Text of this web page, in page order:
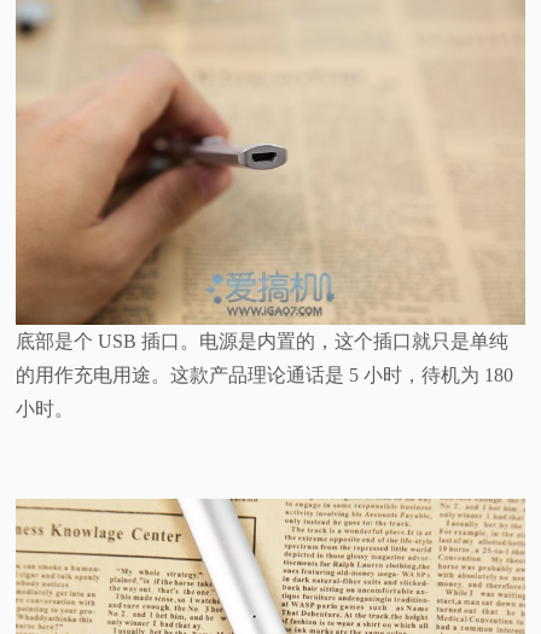
底部是个 USB 插口。电源是内置的，这个插口就只是单纯
的用作充电用途。这款产品理论通话是 5 小时，待机为 180
小时。